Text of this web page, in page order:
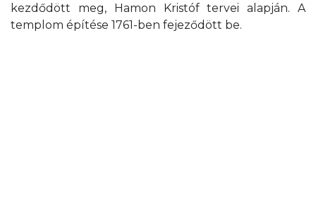
kezdődött meg, Hamon Kristóf tervei alapján. A
templom építése 1761-ben fejeződött be.